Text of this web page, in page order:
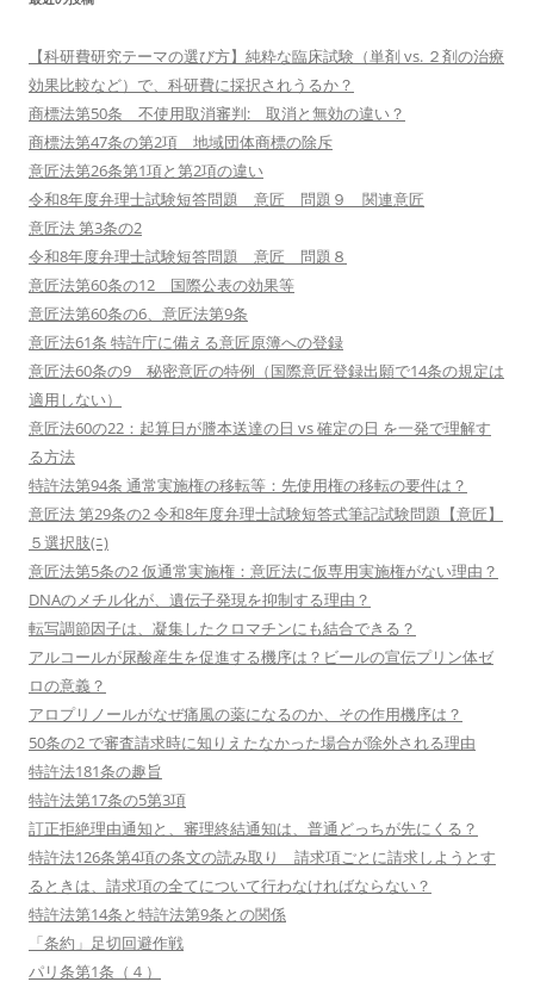
【科研費研究テーマの選び方】純粋な臨床試験（単剤 vs. ２剤の治療
効果比較など）で、科研費に採択されうるか？
商標法第50条 不使用取消審判: 取消と無効の違い？
商標法第47条の第2項 地域団体商標の除斥
意匠法第26条第1項と第2項の違い
令和8年度弁理士試験短答問題 意匠 問題９ 関連意匠
意匠法 第3条の2
令和8年度弁理士試験短答問題 意匠 問題８
意匠法第60条の12 国際公表の効果等
意匠法第60条の6、意匠法第9条
意匠法61条 特許庁に備える意匠原簿への登録
意匠法60条の9 秘密意匠の特例（国際意匠登録出願で14条の規定は
適用しない）
意匠法60の22：起算日が謄本送達の日 vs 確定の日 を一発で理解す
る方法
特許法第94条 通常実施権の移転等：先使用権の移転の要件は？
意匠法 第29条の2 令和8年度弁理士試験短答式筆記試験問題【意匠】
５選択肢(ﾆ)
意匠法第5条の2 仮通常実施権：意匠法に仮専用実施権がない理由？
DNAのメチル化が、遺伝子発現を抑制する理由？
転写調節因子は、凝集したクロマチンにも結合できる？
アルコールが尿酸産生を促進する機序は？ビールの宣伝プリン体ゼ
ロの意義？
アロプリノールがなぜ痛風の薬になるのか、その作用機序は？
50条の2 で審査請求時に知りえたなかった場合が除外される理由
特許法181条の趣旨
特許法第17条の5第3項
訂正拒絶理由通知と、審理終結通知は、普通どっちが先にくる？
特許法126条第4項の条文の読み取り 請求項ごとに請求しようとす
るときは、請求項の全てについて行わなければならない？
特許法第14条と特許法第9条との関係
「条約」足切回避作戦
パリ条第1条（４）